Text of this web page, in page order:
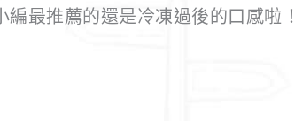
編最推薦的還是冷凍過後的口感啦